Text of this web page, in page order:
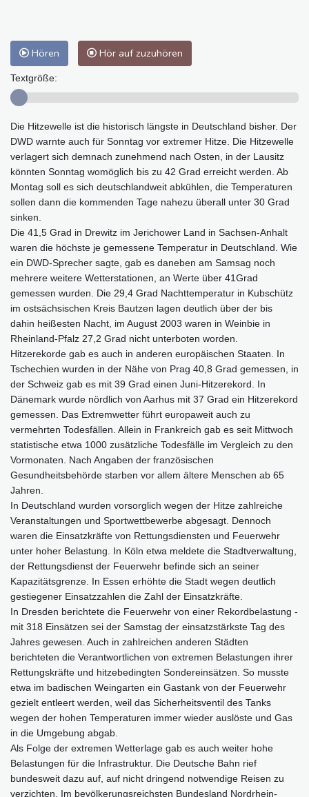
Hören Hör auf zuzuhören
Textgröße:
Die Hitzewelle ist die historisch längste in Deutschland bisher. Der
DWD warnte auch für Sonntag vor extremer Hitze. Die Hitzewelle
verlagert sich demnach zunehmend nach Osten, in der Lausitz
könnten Sonntag womöglich bis zu 42 Grad erreicht werden. Ab
Montag soll es sich deutschlandweit abkühlen, die Temperaturen
sollen dann die kommenden Tage nahezu überall unter 30 Grad
sinken.
Die 41,5 Grad in Drewitz im Jerichower Land in Sachsen-Anhalt
waren die höchste je gemessene Temperatur in Deutschland. Wie
ein DWD-Sprecher sagte, gab es daneben am Samsag noch
mehrere weitere Wetterstationen, an Werte über 41Grad
gemessen wurden. Die 29,4 Grad Nachttemperatur in Kubschütz
im ostsächsischen Kreis Bautzen lagen deutlich über der bis
dahin heißesten Nacht, im August 2003 waren in Weinbie in
Rheinland-Pfalz 27,2 Grad nicht unterboten worden.
Hitzerekorde gab es auch in anderen europäischen Staaten. In
Tschechien wurden in der Nähe von Prag 40,8 Grad gemessen, in
der Schweiz gab es mit 39 Grad einen Juni-Hitzerekord. In
Dänemark wurde nördlich von Aarhus mit 37 Grad ein Hitzerekord
gemessen. Das Extremwetter führt europaweit auch zu
vermehrten Todesfällen. Allein in Frankreich gab es seit Mittwoch
statistische etwa 1000 zusätzliche Todesfälle im Vergleich zu den
Vormonaten. Nach Angaben der französischen
Gesundheitsbehörde starben vor allem ältere Menschen ab 65
Jahren.
In Deutschland wurden vorsorglich wegen der Hitze zahlreiche
Veranstaltungen und Sportwettbewerbe abgesagt. Dennoch
waren die Einsatzkräfte von Rettungsdiensten und Feuerwehr
unter hoher Belastung. In Köln etwa meldete die Stadtverwaltung,
der Rettungsdienst der Feuerwehr befinde sich an seiner
Kapazitätsgrenze. In Essen erhöhte die Stadt wegen deutlich
gestiegener Einsatzzahlen die Zahl der Einsatzkräfte.
In Dresden berichtete die Feuerwehr von einer Rekordbelastung -
mit 318 Einsätzen sei der Samstag der einsatzstärkste Tag des
Jahres gewesen. Auch in zahlreichen anderen Städten
berichteten die Verantwortlichen von extremen Belastungen ihrer
Rettungskräfte und hitzebedingten Sondereinsätzen. So musste
etwa im badischen Weingarten ein Gastank von der Feuerwehr
gezielt entleert werden, weil das Sicherheitsventil des Tanks
wegen der hohen Temperaturen immer wieder auslöste und Gas
in die Umgebung abgab.
Als Folge der extremen Wetterlage gab es auch weiter hohe
Belastungen für die Infrastruktur. Die Deutsche Bahn rief
bundesweit dazu auf, auf nicht dringend notwendige Reisen zu
verzichten. Im bevölkerungsreichsten Bundesland Nordrhein-